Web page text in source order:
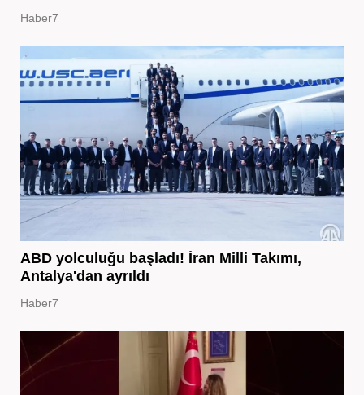
Haber7
ABD yolculuğu başladı! İran Milli Takımı,
Antalya'dan ayrıldı
Haber7